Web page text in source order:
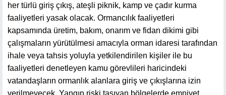
her türlü giriş çıkış, ateşli piknik, kamp ve çadır kurma
faaliyetleri yasak olacak. Ormancılık faaliyetleri
kapsamında üretim, bakım, onarım ve fidan dikimi gibi
çalışmaların yürütülmesi amacıyla orman idaresi tarafından
ihale veya tahsis yoluyla yetkilendirilen kişiler ile bu
faaliyetleri denetleyen kamu görevlileri haricindeki
vatandaşların ormanlık alanlara giriş ve çıkışlarına izin
verilmeyecek. Yangın riski taşıyan bölgelerde emniyet